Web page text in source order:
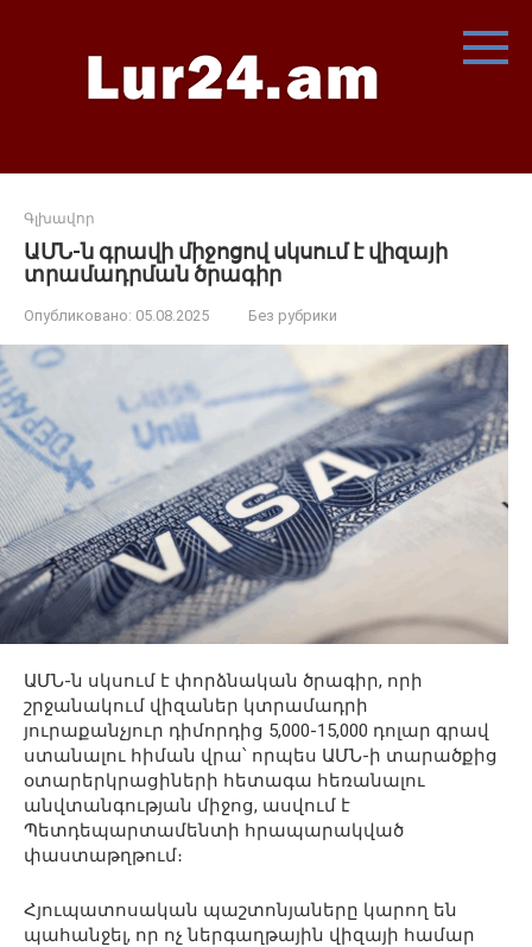
Գլխավոր
ԱՄՆ-ն գրավի միջոցով սկսում է վիզայի
տրամադրման ծրագիր
Опубликовано: 05.08.2025 Без рубрики
ԱՄՆ-ն սկսում է փորձնական ծրագիր, որի
շրջանակում վիզաներ կտրամադրի
յուրաքանչյուր դիմորդից 5,000-15,000 դոլար գրավ
ստանալու հիման վրա՝ որպես ԱՄՆ-ի տարածքից
օտարերկրացիների հետագա հեռանալու
անվտանգության միջոց, ասվում է
Պետդեպարտամենտի հրապարակված
փաստաթղթում։
Հյուպատոսական պաշտոնյաները կարող են
պահանջել, որ ոչ ներգաղթային վիզայի համար